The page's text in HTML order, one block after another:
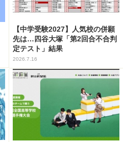
【中学受験2027】人気校の併願
先は…四谷大塚「第2回合不合判
定テスト」結果
2026.7.16